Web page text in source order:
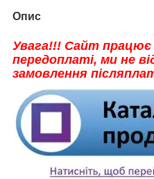
Опис
Увага!!! Сайт працює
передоплаті, ми не
замовлення